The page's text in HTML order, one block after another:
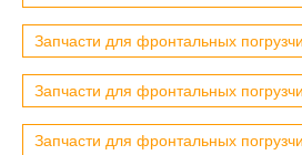
Запчасти для фронтальных
Запчасти для фронтальных
Запчасти для фронтальных